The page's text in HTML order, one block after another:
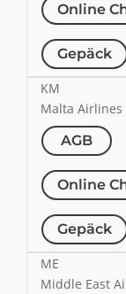
Online
Gepäck
KM
Malta Airlines
AGB
Online
Gepäck
ME
Middle East